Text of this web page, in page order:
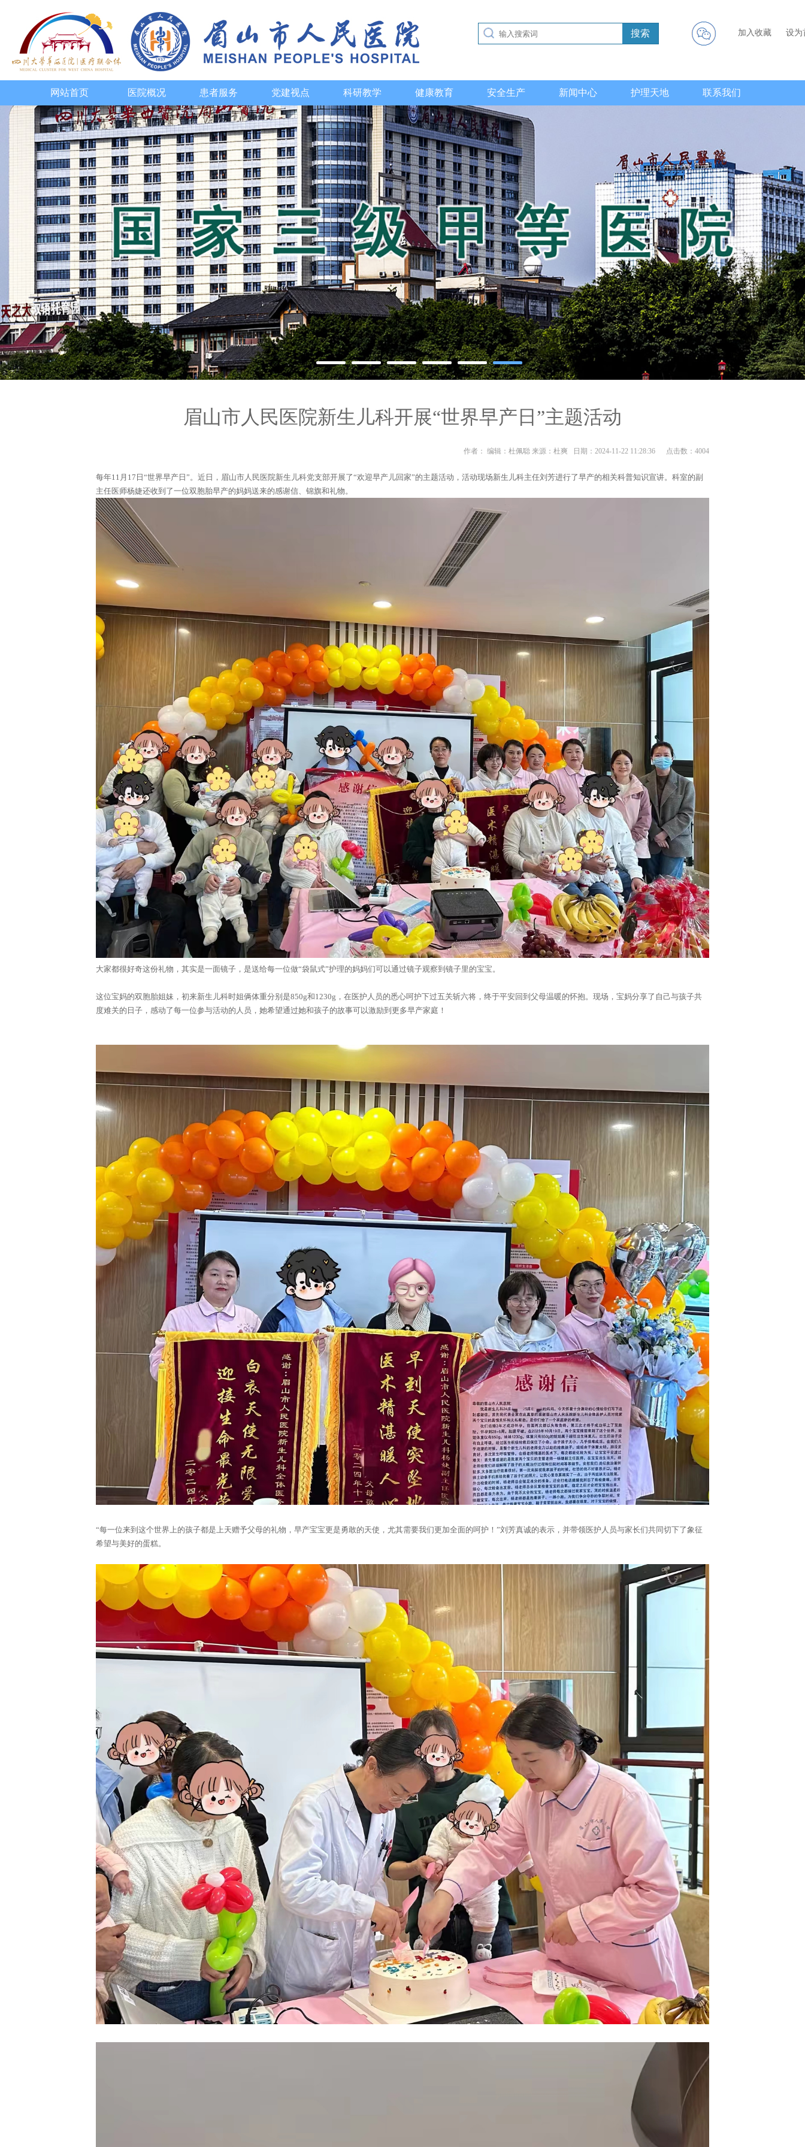
加入收藏 设为
搜索
网站首页 医院概况 患者服务 党建视点 科研教学 健康教育 安全生产 新闻中心 护理天地 联系我们
眉山市人民医院新生儿科开展“世界早产日”主题活动
作者： 编辑：杜佩聪 来源：杜爽 日期：2024-11-22 11:28:36 点击数： 4004
每年11月17日“世界早产日”。近日，眉山市人民医院新生儿科党支部开展了“欢迎早产儿回家”的主题活动，活动现场新生儿科主任刘芳进行了早产的相关科普知识宣讲。科室的副
主任医师杨婕还收到了一位双胞胎早产的妈妈送来的感谢信、锦旗和礼物。
大家都很好奇这份礼物，其实是一面镜子，是送给每一位做“袋鼠式”护理的妈妈们可以通过镜子观察到镜子里的宝宝。
这位宝妈的双胞胎姐妹，初来新生儿科时姐俩体重分别是850g和1230g，在医护人员的悉心呵护下过五关斩六将，终于平安回到父母温暖的怀抱。现场，宝妈分享了自己与孩子共
度难关的日子，感动了每一位参与活动的人员，她希望通过她和孩子的故事可以激励到更多早产家庭！
“每一位来到这个世界上的孩子都是上天赠予父母的礼物，早产宝宝更是勇敢的天使，尤其需要我们更加全面的呵护！”刘芳真诚的表示，并带领医护人员与家长们共同切下了象征
希望与美好的蛋糕。